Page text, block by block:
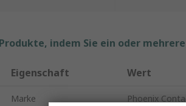
indem Sie ein oder
Eigenschaft Wert
Marke Phoenix